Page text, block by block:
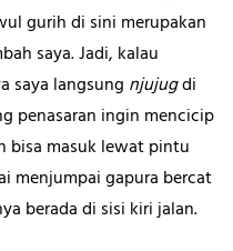
gurih di sini merupakan
saya. Jadi, kalau
saya langsung njujugdi
penasaran ingin mencicip
bisa masuk lewat pintu
menjumpai gapura bercat
berada di sisi kiri jalan.